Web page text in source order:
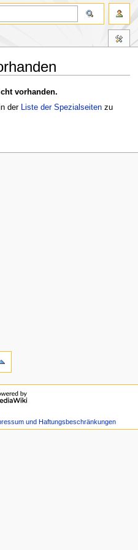
vorhanden.
der Liste der Spezialseitenzu
und Haftungsbeschränkungen